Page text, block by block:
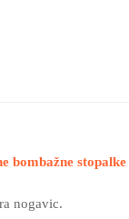
bombažne stopalke
nogavic.